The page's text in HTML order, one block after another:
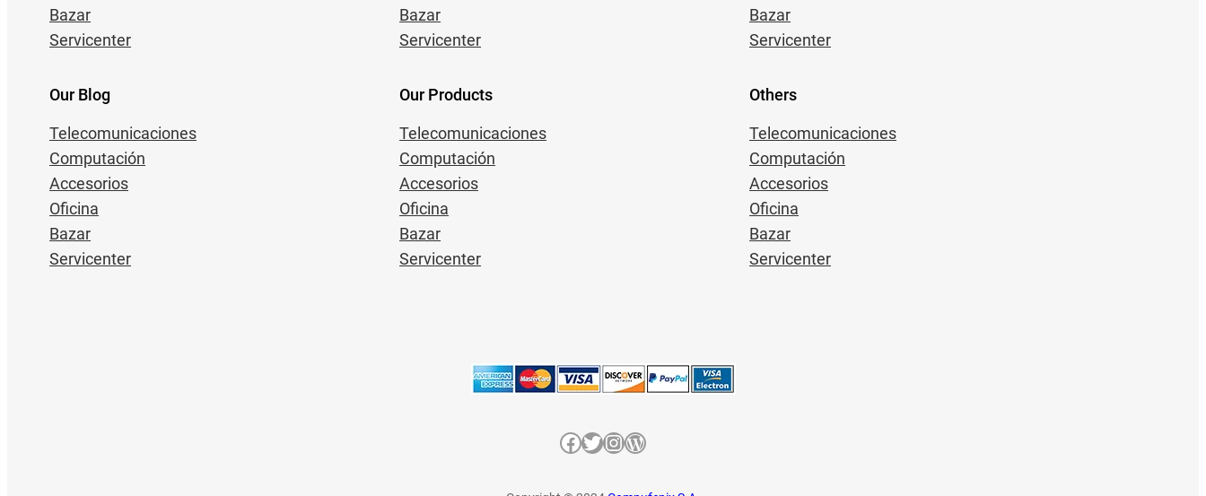
Bazar
Servicenter
Our Blog
Telecomunicaciones
Computación
Accesorios
Oficina
Bazar
Servicenter
Bazar
Servicenter
Our Products
Telecomunicaciones
Computación
Accesorios
Oficina
Bazar
Servicenter
Bazar
Servicenter
Others
Telecomunicaciones
Computación
Accesorios
Oficina
Bazar
Servicenter
Facebook
Twitter
Instagram
WordPress